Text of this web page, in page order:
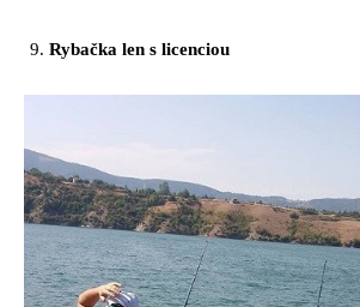
Rybačka len s licenciou